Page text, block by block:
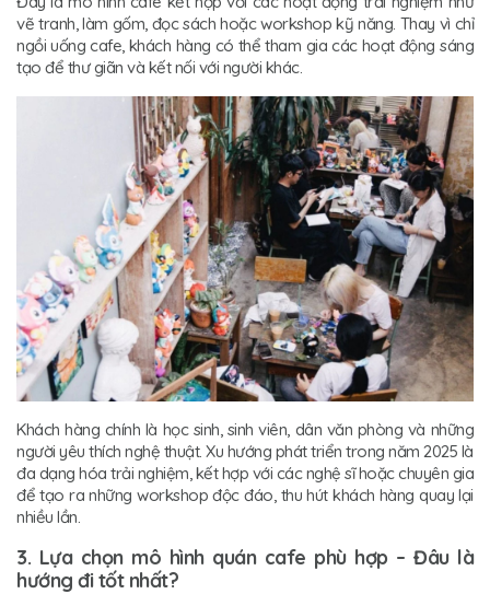
vẽ tranh, làm gốm, đọc sách hoặc workshop kỹ năng. Thay vì chỉ
ngồi uống cafe, khách hàng có thể tham gia các hoạt động sáng
tạo để thư giãn và kết nối với người khác.
Khách hàng chính là học sinh, sinh viên, dân văn phòng và những
người yêu thích nghệ thuật. Xu hướng phát triển trong năm 2025 là
đa dạng hóa trải nghiệm, kết hợp với các nghệ sĩ hoặc chuyên gia
để tạo ra những workshop độc đáo, thu hút khách hàng quay lại
nhiều lần.
3. Lựa chọn mô hình quán cafe phù hợp – Đâu là
hướng đi tốt nhất?